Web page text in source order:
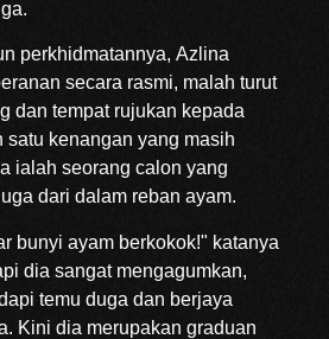
perkhidmatannya, Azlina
secara rasmi, malah turut
dan tempat rujukan kepada
satu kenangan yang masih
ialah seorang calon yang
dari dalam reban ayam.
bunyi ayam berkokok!" katanya
dia sangat mengagumkan,
temu duga dan berjaya
Kini dia merupakan graduan